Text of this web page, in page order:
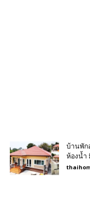
บ้านพัก
ห้องน้ำ